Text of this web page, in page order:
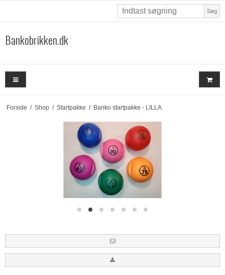
Søg
Bankobrikken.dk
Forside / Shop / Startpakke / Banko startpakke - LILLA